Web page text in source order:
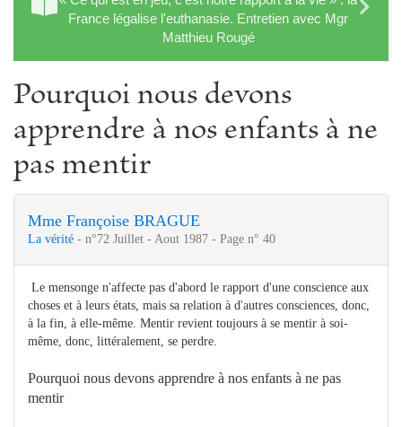
France légalise l'euthanasie. Entretien avec Mgr
Matthieu Rougé
Pourquoi nous devons
apprendre à nos enfants à ne
pas mentir
Mme Françoise BRAGUE
La vérité - n°72 Juillet - Aout 1987 - Page n° 40
Le mensonge n'affecte pas d'abord le rapport d'une conscience aux
choses et à leurs états, mais sa relation à d'autres consciences, donc,
à la fin, à elle-même. Mentir revient toujours à se mentir à soi-
même, donc, littéralement, se perdre.
Pourquoi nous devons apprendre à nos enfants à ne pas
mentir